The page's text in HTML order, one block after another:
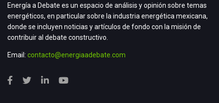
Energía a Debate es un espacio de análisis y opinión sobre temas
energéticos, en particular sobre la industria energética mexicana,
donde se incluyen noticias y artículos de fondo con la misión de
contribuir al debate constructivo.
Email: contacto@energiaadebate.com